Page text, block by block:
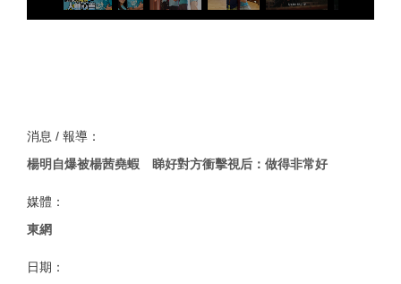
消息 / 報導：
楊明自爆被楊茜堯蝦 睇好對方衝擊視后：做得非常好
媒體：
東網
日期：